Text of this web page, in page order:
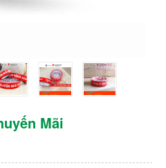
Mãi